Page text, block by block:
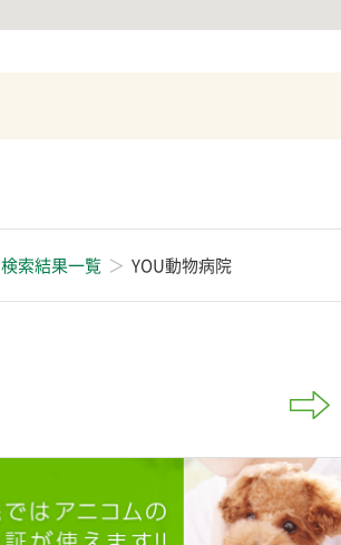
検索結果一覧 YOU動物病院